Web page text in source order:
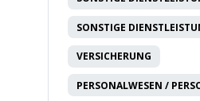
SONSTIGE
VERSICHERUNG
PERSONALWESEN /